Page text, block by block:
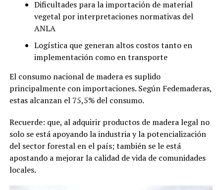
Dificultades para la importación de material
vegetal por interpretaciones normativas del
ANLA
Logística que generan altos costos tanto en
implementación como en transporte
El consumo nacional de madera es suplido
principalmente con importaciones. Según Fedemaderas,
estas alcanzan el 75,5% del consumo.
Recuerde: que, al adquirir productos de madera legal no
solo se está apoyando la industria y la potencialización
del sector forestal en el país; también se le está
apostando a mejorar la calidad de vida de comunidades
locales.